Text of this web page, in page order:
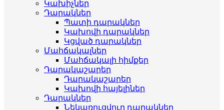
Կախիչներ
Դարակներ
Պատի դարակներ
Կախովի դարակներ
Կցված դարակներ
Մահճակալներ
Մահճակալի հիմքեր
Դարակաշարեր
Դարակաշարեր
Կախովի հայելիներ
Դարակներ
Նեկառուցվուղ դարակներ